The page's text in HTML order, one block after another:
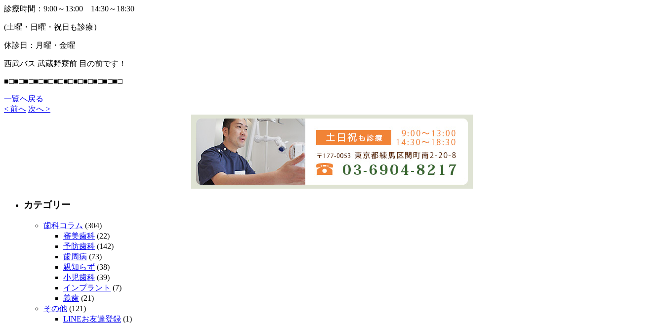
診療時間：9:00～13:00 14:30～18:30
(土曜・日曜・祝日も診療）
休診日：月曜・金曜
西武バス 武蔵野寮前 目の前です！
■□■□■□■□■□■□■□■□■□■□■□■□
一覧へ戻る
< 前へ 次へ >
カテゴリー
歯科コラム (304)
審美歯科 (22)
予防歯科 (142)
歯周病 (73)
親知らず (38)
小児歯科 (39)
インプラント (7)
義歯 (21)
その他 (121)
LINEお友達登録 (1)